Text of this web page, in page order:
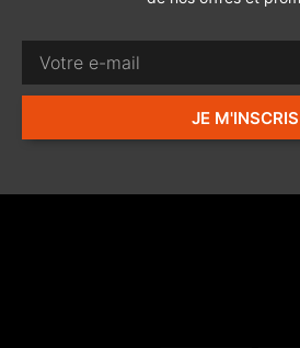
JE M'INSCRIS